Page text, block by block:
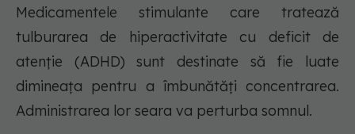
Medicamentele stimulante care tratează
tulburarea de hiperactivitate cu deficit de
atenție (ADHD) sunt destinate să fie luate
dimineața pentru a îmbunătăți concentrarea.
Administrarea lor seara va perturba somnul.